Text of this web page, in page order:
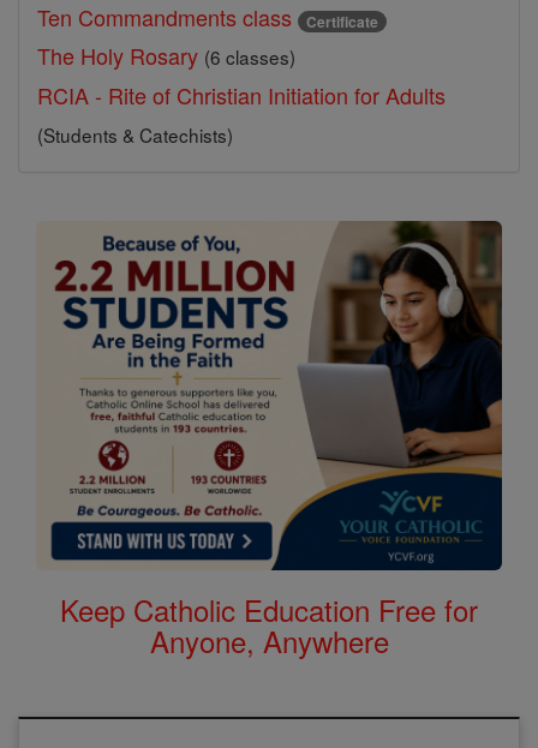
Ten Commandments class Certificate
The Holy Rosary (6 classes)
RCIA - Rite of Christian Initiation for Adults
(Students & Catechists)
Keep Catholic Education Free for
Anyone, Anywhere